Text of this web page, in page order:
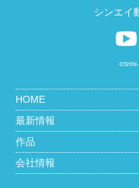
シンエイ
©SHIN-
HOME
最新情報
作品
会社情報